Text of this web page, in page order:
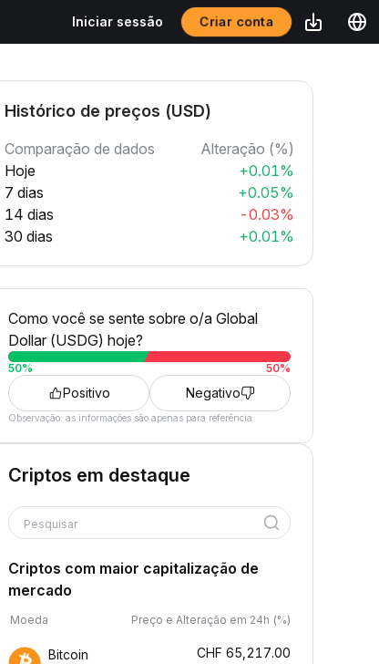
Iniciar sessão Criar conta
Histórico de preços (USD)
Comparação de dados
Alteração (%)
Hoje
+0.01%
7 dias
+0.05%
14 dias
-0.03%
30 dias
+0.01%
Como você se sente sobre o/a Global
Dollar (USDG) hoje?
50% 50%
Positivo Negativo
Observação: as informações são apenas para referência.
Criptos em destaque
Pesquisar
Criptos com maior capitalização de
mercado
Moeda Preço e Alteração em 24h (%)
Bitcoin CHF 65,217.00